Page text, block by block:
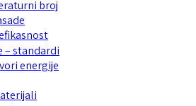
broj
– standardi
energije